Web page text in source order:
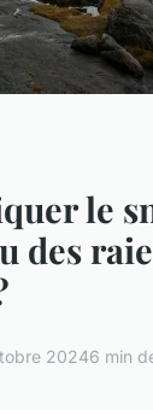
le
des
20246 min